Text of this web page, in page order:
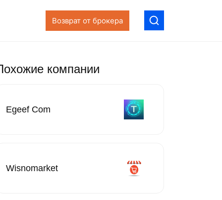
Возврат от брокера
компании
Egeef Com
Wisnomarket